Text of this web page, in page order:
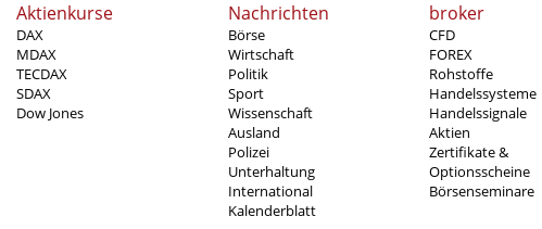
Aktienkurse
DAX
MDAX
TECDAX
SDAX
Dow Jones
Nachrichten
Börse
Wirtschaft
Politik
Sport
Wissenschaft
Ausland
Polizei
Unterhaltung
International
Kalenderblatt
broker
CFD
FOREX
Rohstoffe
Handelssysteme
Handelssignale
Aktien
Zertifikate &
Optionsscheine
Börsenseminare